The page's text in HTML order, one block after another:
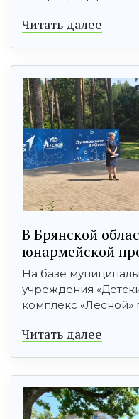
Читать далее
В Брянской
юнармейской
На базе
учреждения
комплекс «Лесной»
Читать далее